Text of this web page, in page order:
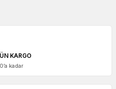
KARGO
kadar